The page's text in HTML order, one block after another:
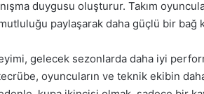
duygusu oluşturur. Takım
paylaşarak daha güçlü bir bağ
gelecek sezonlarda daha iyi
oyuncuların ve teknik ekibin